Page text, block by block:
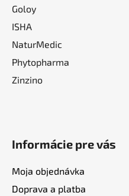
Goloy
ISHA
NaturMedic
Phytopharma
Zinzino
Informácie pre vás
Moja objednávka
Doprava a platba